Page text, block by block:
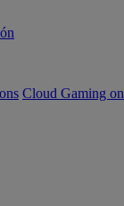
Cloud Gaming